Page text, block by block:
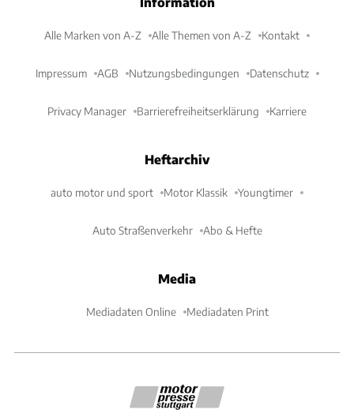
Alle Marken von A-Z Alle Themen von A-Z Kontakt
Impressum AGB Nutzungsbedingungen Datenschutz
Privacy Manager Barrierefreiheitserklärung Karriere
Heftarchiv
auto motor und sport Motor Klassik Youngtimer
Auto Straßenverkehr Abo & Hefte
Media
Mediadaten Online Mediadaten Print